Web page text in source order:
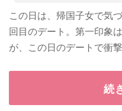
この日は、帰国子女で気
回目のデート。第一印象
が、この日のデートで衝
続